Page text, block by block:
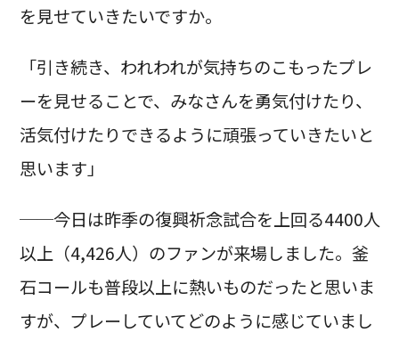
を見せていきたいですか。
「引き続き、われわれが気持ちのこもったプレ
ーを見せることで、みなさんを勇気付けたり、
活気付けたりできるように頑張っていきたいと
思います」
──今日は昨季の復興祈念試合を上回る4400人
以上（4,426人）のファンが来場しました。釜
石コールも普段以上に熱いものだったと思いま
すが、プレーしていてどのように感じていまし